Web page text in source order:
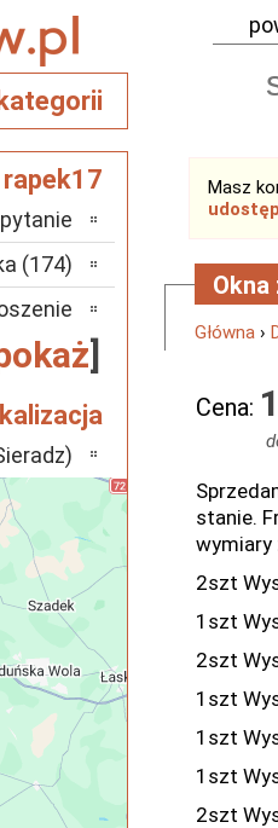
Masz
Główna ›
Cena:
stanie.
wymiary
2szt
1szt
2szt
1szt
1szt
1szt
2szt
rapek17
(174)
]